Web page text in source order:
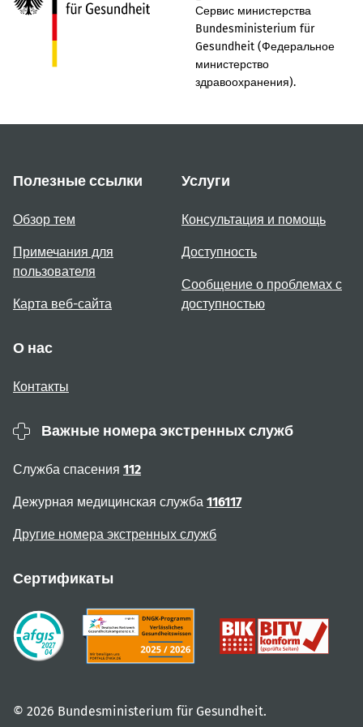
Сервис министерства
Bundesministerium für
Gesundheit (Федеральное
министерство
здравоохранения).
Полезные ссылки
Обзор тем
Примечания для
пользователя
Карта веб-сайта
Услуги
Консультация и помощь
Доступность
Сообщение о проблемах с
доступностью
О нас
Контакты
Важные номера экстренных служб
Служба спасения 112
Дежурная медицинская служба 116117
Другие номера экстренных служб
Сертификаты
© 2026 Bundesministerium für Gesundheit.